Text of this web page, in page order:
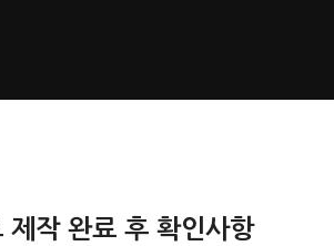
제작 완료 후 확인사항